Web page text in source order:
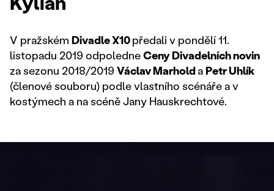
V pražském Divadle X10předali v pondělí 11.
listopadu 2019 odpoledneCeny Divadelních novin
za sezonu 2018/2019 Václav MarholdaPetr Uhlík
(členové souboru) podle vlastního scénáře a v
kostýmech a na scéně Jany Hauskrechtové.